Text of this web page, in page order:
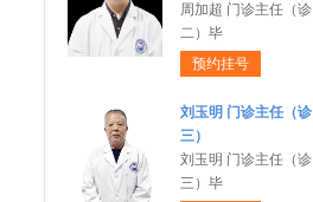
周加超 门诊主任（诊
二）毕
预约挂号
刘玉明 门诊主任（诊
三）
刘玉明 门诊主任（诊
三）毕